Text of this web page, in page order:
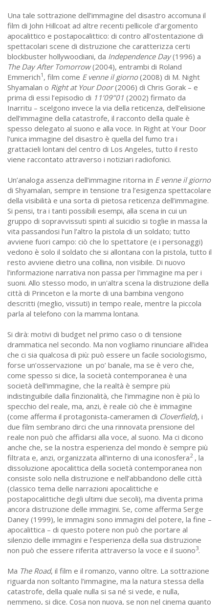
Una tale sottrazione dell’immagine del disastro accomuna il
film di John Hillcoat ad altre recenti pellicole d’argomento
apocalittico e postapocalittico: di contro all’ostentazione di
spettacolari scene di distruzione che caratterizza certi
blockbuster hollywoodiani, da Independence Day(1996) a
The Day After Tomorrow(2004), entrambi di Roland
Emmerich1 , film come E venne il giorno(2008) di M. Night
Shyamalan o Right at Your Door(2006) di Chris Gorak – e
prima di essi l’episodio di 11’09’’01 (2002) firmato da
Inarritu – scelgono invece la via della reticenza, dell’elisione
dell’immagine della catastrofe, il racconto della quale è
spesso delegato al suono e alla voce. In Right at Your Door
l’unica immagine del disastro è quella del fumo tra i
grattacieli lontani del centro di Los Angeles, tutto il resto
viene raccontato attraverso i notiziari radiofonici.
Un’analoga assenza dell’immagine ritorna in E venne il giorno
di Shyamalan, sempre in tensione tra l’esigenza spettacolare
della visibilità e una sorta di pietosa reticenza dell’immagine.
Si pensi, tra i tanti possibili esempi, alla scena in cui un
gruppo di sopravvissuti spinti al suicidio si toglie in massa la
vita passandosi l’un l’altro la pistola di un soldato; tutto
avviene fuori campo: ciò che lo spettatore (e i personaggi)
vedono è solo il soldato che si allontana con la pistola, tutto il
resto avviene dietro una collina, non visibile. Di nuovo
l’informazione narrativa non passa per l'immagine ma per i
suoni. Allo stesso modo, in un'altra scena la distruzione della
città di Princeton e la morte di una bambina vengono
descritti (meglio, vissuti) in tempo reale, mentre la piccola
parla al telefono con la mamma lontana.
Si dirà: motivi di budget nel primo caso o di tensione
drammatica nel secondo. Ma non vogliamo rinunciare all’idea
che ci sia qualcosa di più: può essere un facile sociologismo,
forse un’osservazione un po’ banale, ma se è vero che,
come spesso si dice, la società contemporanea è una
società dell’immagine, che la realtà è sempre più
indistinguibile dalla finzionalità, che l’immagine non è più lo
specchio del reale, ma, anzi, è reale ciò che è immagine
(come afferma il protagonista-cameramen di Cloverfield), i
due film sembrano dirci che una rinnovata prensione del
reale non può che affidarsi alla voce, al suono. Ma ci dicono
anche che, se la nostra esperienza del mondo è sempre più
filtrata e, anzi, organizzata all’interno di una iconosfera2, la
dissoluzione apocalittica della società contemporanea non
consiste solo nella distruzione e nell’abbandono delle città
(classico tema delle narrazioni apocalittiche e
postapocalittiche degli ultimi due secoli), ma diventa prima
ancora distruzione delle immagini. Se, come afferma Serge
Daney (1999), le immagini sono immagini del potere, la fine –
apocalittica – di questo potere non può che portare al
silenzio delle immagini e l’esperienza della sua distruzione
non può che essere riferita attraverso la voce e il suono3.
Ma The Road, il film e il romanzo, vanno oltre. La sottrazione
riguarda non soltanto l’immagine, ma la natura stessa della
catastrofe, della quale nulla si sa né si vede, e nulla,
nemmeno, si dice. Cosa non nuova, se non nel cinema quanto